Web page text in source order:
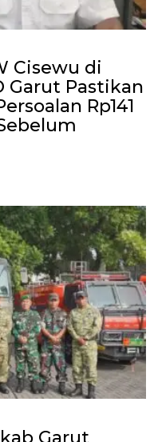
Cisewu di
Garut Pastikan
Rp141
Garut